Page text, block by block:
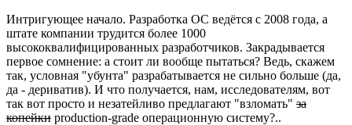
Интригующее начало. Разработка ОС ведётся с 2008 года, а
штате компании трудится более 1000
высококвалифицированных разработчиков. Закрадывается
первое сомнение: а стоит ли вообще пытаться? Ведь, скажем
так, условная "убунта" разрабатывается не сильно больше (да,
да - дериватив). И что получается, нам, исследователям, вот
так вот просто и незатейливо предлагают "взломать" за
копейки production-grade операционную систему?..